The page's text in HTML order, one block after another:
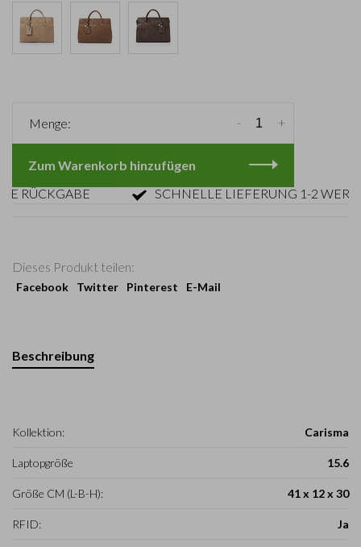
Menge: +
-
Zum Warenkorb hinzufügen
SCHNELLE LIEFERUNG 1-2
Dieses Produkt teilen:
Facebook Twitter Pinterest E-Mail
Beschreibung
Kollektion: Carisma
Laptopgröße 15.6
Größe CM (L-B-H): 41 x 12 x 30
RFID: Ja